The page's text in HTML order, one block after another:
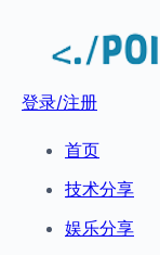
登录/注册
首页
技术分享
娱乐分享